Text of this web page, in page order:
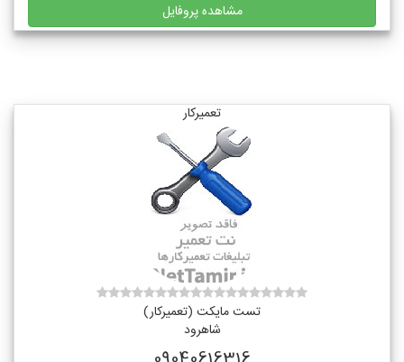
مشاهده پروفایل
تعمیرکار
تست مایکت (تعمیرکار)
شاهرود